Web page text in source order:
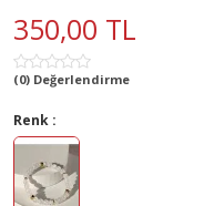
350,00 TL
(0) Değerlendirme
Renk :